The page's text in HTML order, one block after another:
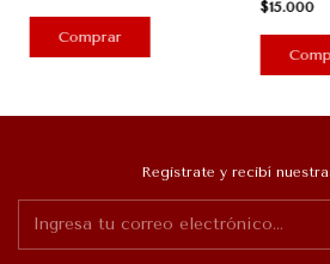
$15.000
Registrate y recibí